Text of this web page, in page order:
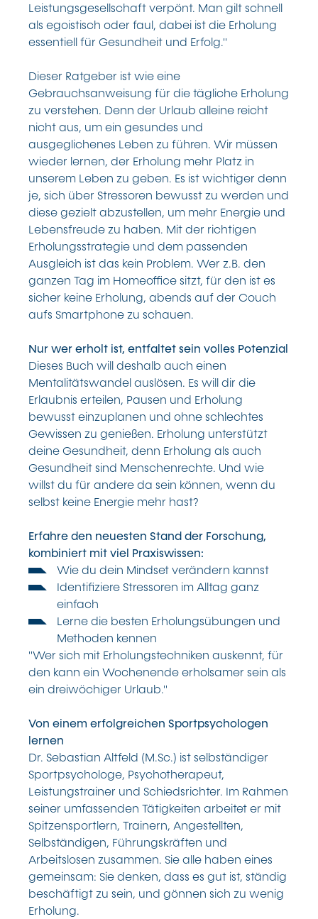
Leistungsgesellschaft verpönt. Man gilt schnell
als egoistisch oder faul, dabei ist die Erholung
essentiell für Gesundheit und Erfolg."
Dieser Ratgeber ist wie eine
Gebrauchsanweisung für die tägliche Erholung
zu verstehen. Denn der Urlaub alleine reicht
nicht aus, um ein gesundes und
ausgeglichenes Leben zu führen. Wir müssen
wieder lernen, der Erholung mehr Platz in
unserem Leben zu geben. Es ist wichtiger denn
je, sich über Stressoren bewusst zu werden und
diese gezielt abzustellen, um mehr Energie und
Lebensfreude zu haben. Mit der richtigen
Erholungsstrategie und dem passenden
Ausgleich ist das kein Problem. Wer z.B. den
ganzen Tag im Homeoffice sitzt, für den ist es
sicher keine Erholung, abends auf der Couch
aufs Smartphone zu schauen.
Nur wer erholt ist, entfaltet sein volles Potenzial
Dieses Buch will deshalb auch einen
Mentalitätswandel auslösen. Es will dir die
Erlaubnis erteilen, Pausen und Erholung
bewusst einzuplanen und ohne schlechtes
Gewissen zu genießen. Erholung unterstützt
deine Gesundheit, denn Erholung als auch
Gesundheit sind Menschenrechte. Und wie
willst du für andere da sein können, wenn du
selbst keine Energie mehr hast?
Erfahre den neuesten Stand der Forschung,
kombiniert mit viel Praxiswissen:
Wie du dein Mindset verändern kannst
Identifiziere Stressoren im Alltag ganz
einfach
Lerne die besten Erholungsübungen und
Methoden kennen
"Wer sich mit Erholungstechniken auskennt, für
den kann ein Wochenende erholsamer sein als
ein dreiwöchiger Urlaub."
Von einem erfolgreichen Sportpsychologen
lernen
Dr. Sebastian Altfeld (M.Sc.) ist selbständiger
Sportpsychologe, Psychotherapeut,
Leistungstrainer und Schiedsrichter. Im Rahmen
seiner umfassenden Tätigkeiten arbeitet er mit
Spitzensportlern, Trainern, Angestellten,
Selbständigen, Führungskräften und
Arbeitslosen zusammen. Sie alle haben eines
gemeinsam: Sie denken, dass es gut ist, ständig
beschäftigt zu sein, und gönnen sich zu wenig
Erholung.